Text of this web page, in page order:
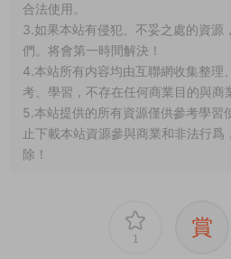
合法使用。
3.如果本站有侵犯、不妥之處的資源
們。将會第一時間解決！
4.本站所有内容均由互聯網收集整理
考、學習，不存在任何商業目的與商
5.本站提供的所有資源僅供參考學習
止下載本站資源參與商業和非法行
除！
1 賞